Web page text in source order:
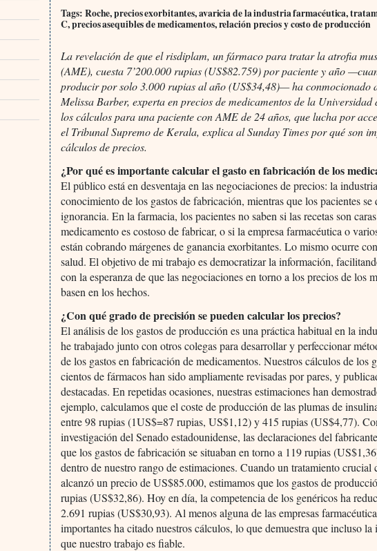
Tags: Roche, precios exorbitantes, avaricia de la industria farmacéutica,
C, precios asequibles de medicamentos, relación precios y costo de producción
La revelación de que el risdiplam, un fármaco para tratar la atrofia
(AME), cuesta 7’200.000 rupias (US$82.759) por paciente y año
producir por solo 3.000 rupias al año (US$34,48)— ha conmocionado
Melissa Barber, experta en precios de medicamentos de la Universidad
los cálculos para una paciente con AME de 24 años, que lucha por
el Tribunal Supremo de Kerala, explica al Sunday Times por qué son
cálculos de precios.
¿Por qué es importante calcular el gasto en fabricación de los
El público está en desventaja en las negociaciones de precios: la
conocimiento de los gastos de fabricación, mientras que los pacientes se
ignorancia. En la farmacia, los pacientes no saben si las recetas son
medicamento es costoso de fabricar, o si la empresa farmacéutica o
están cobrando márgenes de ganancia exorbitantes. Lo mismo ocurre
salud. El objetivo de mi trabajo es democratizar la información,
con la esperanza de que las negociaciones en torno a los precios de los
basen en los hechos.
¿Con qué grado de precisión se pueden calcular los precios?
El análisis de los gastos de producción es una práctica habitual en la
he trabajado junto con otros colegas para desarrollar y perfeccionar
de los gastos en fabricación de medicamentos. Nuestros cálculos de los
cientos de fármacos han sido ampliamente revisadas por pares, y
destacadas. En repetidas ocasiones, nuestras estimaciones han
ejemplo, calculamos que el coste de producción de las plumas de
entre 98 rupias (1US$=87 rupias, US$1,12) y 415 rupias (US$4,77).
investigación del Senado estadounidense, las declaraciones del
que los gastos de fabricación se situaban en torno a 119 rupias
dentro de nuestro rango de estimaciones. Cuando un tratamiento crucial
alcanzó un precio de US$85.000, estimamos que los gastos de
rupias (US$32,86). Hoy en día, la competencia de los genéricos ha
2.691 rupias (US$30,93). Al menos alguna de las empresas
importantes ha citado nuestros cálculos, lo que demuestra que incluso la
que nuestro trabajo es fiable.